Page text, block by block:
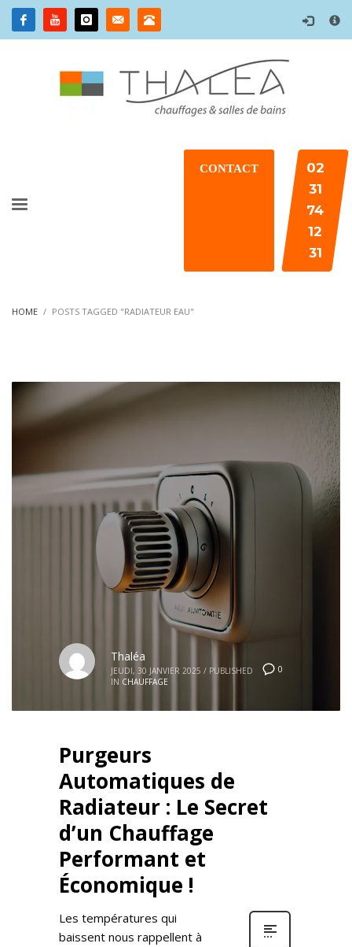
×
CONTACT
02
31
74
12
31
HOME POSTS TAGGED "RADIATEUR EAU"
0
Thaléa
JEUDI, 30 JANVIER 2025 / PUBLISHED
IN CHAUFFAGE
Purgeurs
Automatiques de
Radiateur : Le Secret
d’un Chauffage
Performant et
Économique !
Les températures qui
baissent nous rappellent à